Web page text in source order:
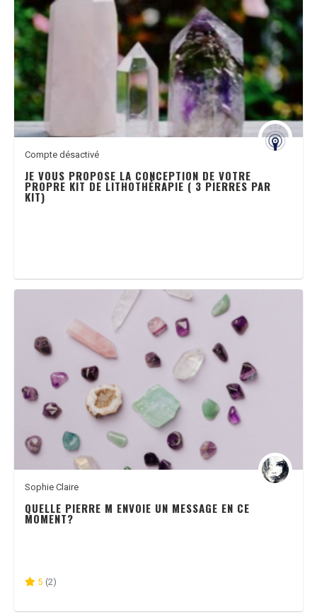
Compte désactivé
JE VOUS PROPOSE LA CONCEPTION DE VOTRE
PROPRE KIT DE LITHOTHÉRAPIE ( 3 PIERRES PAR
KIT)
Sophie Claire
QUELLE PIERRE M ENVOIE UN MESSAGE EN CE
MOMENT?
5 (2)